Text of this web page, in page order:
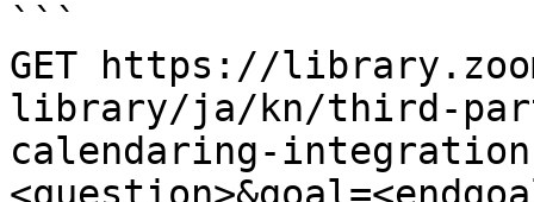
```
GET https://
library/ja/kn/third-
calendaring-